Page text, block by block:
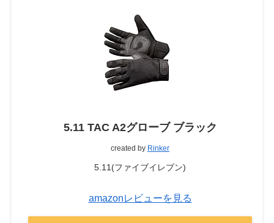
5.11 TAC A2グローブ ブラック
created by Rinker
5.11(ファイブイレブン)
amazonレビューを見る